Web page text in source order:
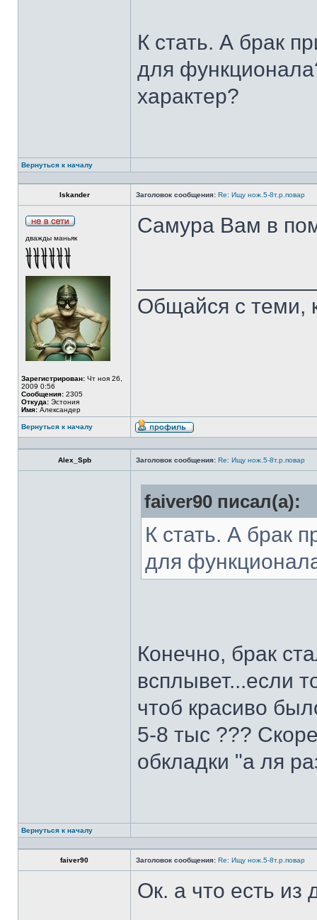
К стать. А брак
для
характер?
Вернуться к началу
Iskander Заголовок сообщения: Re: Ищу нож.5-8т.р.повар
дважды маньяк
Зарегистрирован: Чт ноя 26,
2009 0:56
Сообщения: 2305
Откуда: Эстония
Имя: Александер
Самура Вам в
Общайся с теми,
Вернуться к началу
Alex_Spb Заголовок сообщения: Re: Ищу нож.5-8т.р.повар
faiver90 писал(а):
К стать. А брак
для
Конечно, брак
всплывет...если
чтоб красиво
5-8 тыс ???
обкладки "а ля
Вернуться к началу
faiver90 Заголовок сообщения: Re: Ищу нож.5-8т.р.повар
Ок. а что есть из